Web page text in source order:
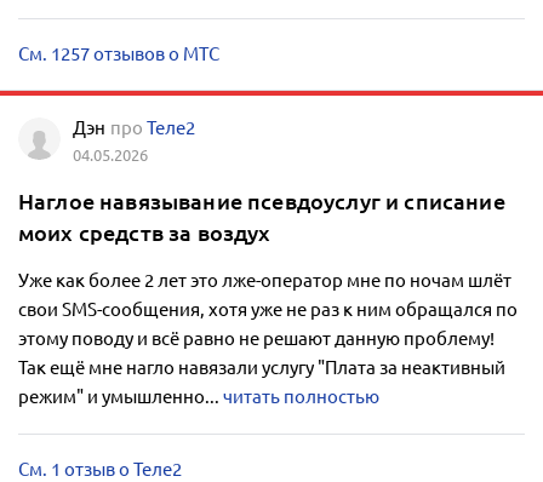
См. 1257 отзывов о МТС
Дэн про Теле2
04.05.2026
Наглое навязывание псевдоуслуг и списание
моих средств за воздух
Уже как более 2 лет это лже-оператор мне по ночам шлёт
свои SMS-сообщения, хотя уже не раз к ним обращался по
этому поводу и всё равно не решают данную проблему!
Так ещё мне нагло навязали услугу "Плата за неактивный
режим" и умышленно... читать полностью
См. 1 отзыв о Теле2